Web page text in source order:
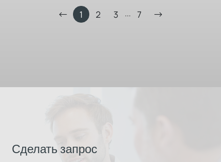
1 2 3 ... 7
Сделать запрос